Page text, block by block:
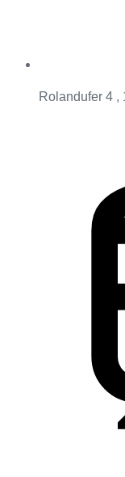
Rolandufer 4 ,